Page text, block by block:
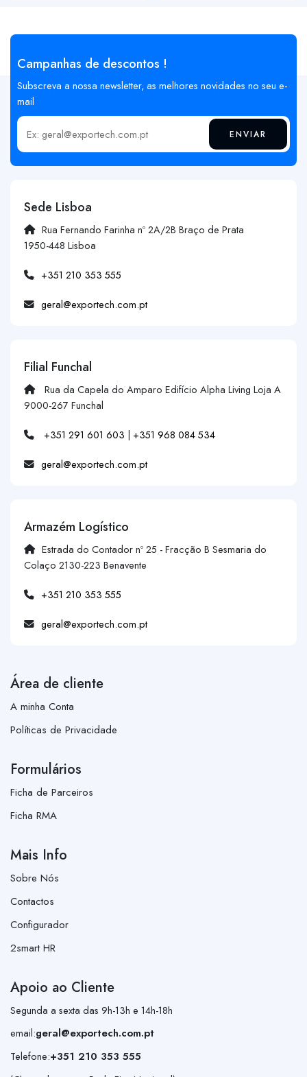
Campanhas de descontos !
Subscreva a nossa newsletter, as melhores novidades no seu e-
mail
Insira o seu email ENVIAR
Sede Lisboa
Rua Fernando Farinha nº 2A/2B Braço de Prata
1950-448 Lisboa
+351 210 353 555
geral@exportech.com.pt
Filial Funchal
Rua da Capela do Amparo Edifício Alpha Living Loja A
9000-267 Funchal
+351 291 601 603 | +351 968 084 534
geral@exportech.com.pt
Armazém Logístico
Estrada do Contador nº 25 - Fracção B Sesmaria do
Colaço 2130-223 Benavente
+351 210 353 555
geral@exportech.com.pt
Área de cliente
A minha Conta
Políticas de Privacidade
Formulários
Ficha de Parceiros
Ficha RMA
Mais Info
Sobre Nós
Contactos
Configurador
2smart HR
Apoio ao Cliente
Segunda a sexta das 9h-13h e 14h-18h
email:geral@exportech.com.pt
Telefone:+351 210 353 555